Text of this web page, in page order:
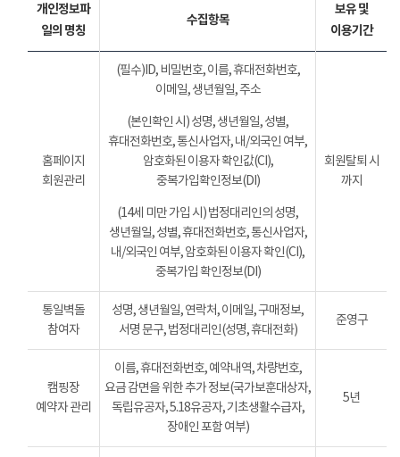
개인정보파
일의 명칭
수집항목
보유 및
이용기간
홈페이지
회원관리
(필수)ID, 비밀번호, 이름, 휴대전화번호,
이메일, 생년월일, 주소
(본인확인 시) 성명, 생년월일, 성별,
휴대전화번호, 통신사업자, 내/외국인 여부,
암호화된 이용자 확인값(CI),
중복가입확인정보(DI)
(14세 미만 가입 시) 법정대리인의 성명,
생년월일, 성별, 휴대전화번호, 통신사업자,
내/외국인 여부, 암호화된 이용자 확인(CI),
중복가입 확인정보(DI)
회원탈퇴 시
까지
통일벽돌
참여자
성명, 생년월일, 연락처, 이메일, 구매정보,
서명 문구, 법정대리인(성명, 휴대전화)
준영구
캠핑장
예약자 관리
이름, 휴대전화번호, 예약내역, 차량번호,
요금 감면을 위한 추가 정보(국가보훈대상자,
독립유공자, 5.18유공자, 기초생활수급자,
장애인 포함 여부)
5년